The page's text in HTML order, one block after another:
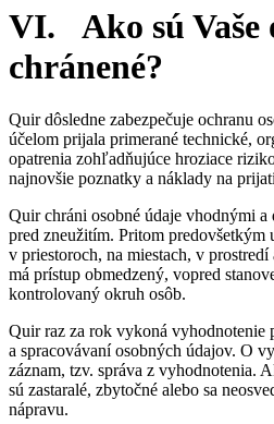
VI. Ako sú Vaše
chránené?
Quir dôsledne zabezpečuje ochranu
účelom prijala primerané technické,
opatrenia zohľadňujúce hroziace
najnovšie poznatky a náklady na
Quir chráni osobné údaje vhodnými
pred zneužitím. Pritom predovšetkým
v priestoroch, na miestach, v
má prístup obmedzený, vopred
kontrolovaný okruh osôb.
Quir raz za rok vykoná vyhodnotenie
a spracovávaní osobných údajov. O
záznam, tzv. správa z vyhodnotenia.
sú zastaralé, zbytočné alebo sa
nápravu.